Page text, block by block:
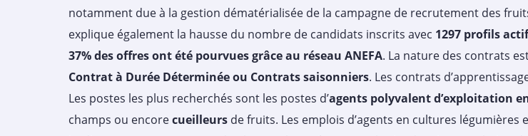
notamment due à la gestion dématérialisée de la campagne de recrutement des
explique également la hausse du nombre de candidats inscrits avec 1297 profils
37% des offres ont été pourvues grâce au réseau ANEFA. La nature des contrats
Contrat à Durée Déterminée ou Contrats saisonniers. Les contrats
Les postes les plus recherchés sont les postes d’agents polyvalent d’exploitation
champs ou encorecueilleurs de fruits. Les emplois d’agents en cultures